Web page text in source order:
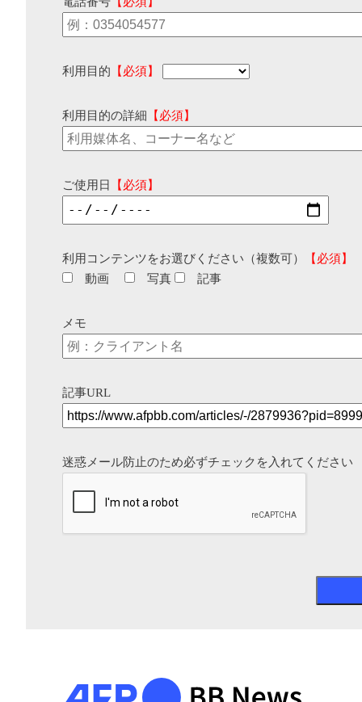
利用目的 【必須】
利用目的の詳細 【必須】
ご使用日 【必須】
利用コンテンツをお選びください（複数可）
【必須】
動画
写真 記事
メモ
記事URL
迷惑メール防止のため必ずチェックを入れてください